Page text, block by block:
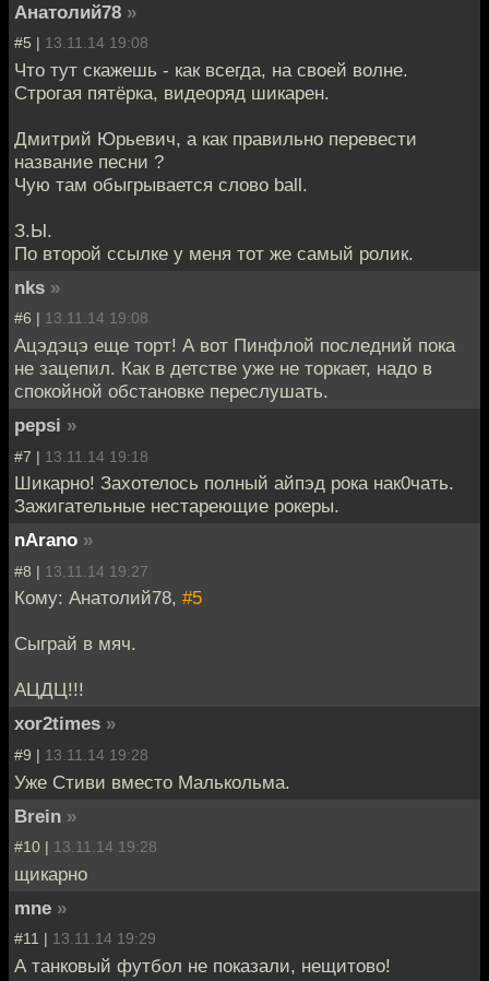
Анатолий78 »
#5 | 13.11.14 19:08
Что тут скажешь - как всегда, на своей волне.
Строгая пятёрка, видеоряд шикарен.
Дмитрий Юрьевич, а как правильно перевести
название песни ?
Чую там обыгрывается слово ball.
З.Ы.
По второй ссылке у меня тот же самый ролик.
nks »
#6 | 13.11.14 19:08
Ацэдэцэ еще торт! А вот Пинфлой последний пока
не зацепил. Как в детстве уже не торкает, надо в
спокойной обстановке переслушать.
pepsi »
#7 | 13.11.14 19:18
Шикарно! Захотелось полный айпэд рока нак0чать.
Зажигательные нестареющие рокеры.
nArano »
#8 | 13.11.14 19:27
Кому: Анатолий78, #5
Сыграй в мяч.
АЦДЦ!!!
xor2times »
#9 | 13.11.14 19:28
Уже Стиви вместо Малькольма.
Brein »
#10 | 13.11.14 19:28
щикарно
mne »
#11 | 13.11.14 19:29
А танковый футбол не показали, нещитово!